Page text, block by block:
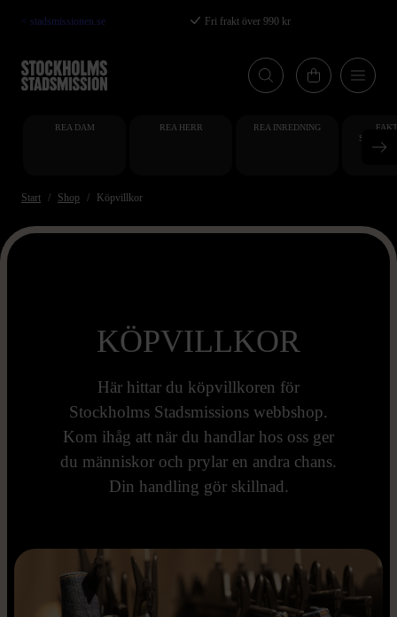
Hoppa
till
huvudinnehåll
< stadsmissionen.se Fri frakt över 990 kr
REA DAM REA HERR REA INREDNING
Start Shop Köpvillkor
KÖPVILLKOR
Här hittar du köpvillkoren för
Stockholms Stadsmissions webbshop.
Kom ihåg att när du handlar hos oss ger
du människor och prylar en andra chans.
Din handling gör skillnad.